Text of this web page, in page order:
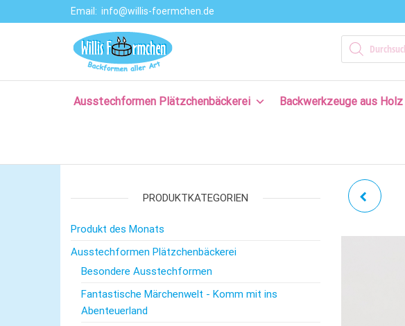
Email: info@willis-foermchen.de
Ausstechformen
– Backformen
Große Auswahl
an
mit Rezepten
Products search
Ausstechformen Plätzchenbäckerei Backwerkzeuge aus Holz
PRODUKTKATEGORIEN
Produkt des Monats
Ausstechformen Plätzchenbäckerei
Besondere Ausstechformen
Fantastische Märchenwelt - Komm mit ins
Abenteuerland